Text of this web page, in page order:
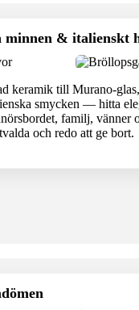
minnen & italienskt
keramik till Murano-
smycken — hitta
familj, vänner
och redo att ge bort.